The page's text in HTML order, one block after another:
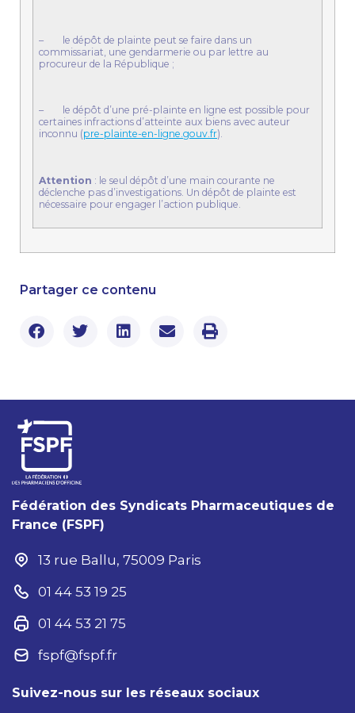
– le dépôt de plainte peut se faire dans un
commissariat, une gendarmerie ou par lettre au
procureur de la République ;
– le dépôt d’une pré-plainte en ligne est possible pour
certaines infractions d’atteinte aux biens avec auteur
inconnu (pre-plainte-en-ligne.gouv.fr).
Attention : le seul dépôt d’une main courante ne
déclenche pas d’investigations. Un dépôt de plainte est
nécessaire pour engager l’action publique.
Partager ce contenu
Fédération des Syndicats Pharmaceutiques de
France (FSPF)
13 rue Ballu, 75009 Paris
01 44 53 19 25
01 44 53 21 75
fspf@fspf.fr
Suivez-nous sur les réseaux sociaux